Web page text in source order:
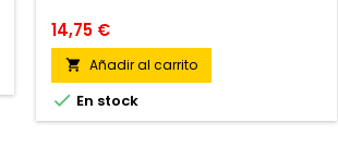
14,75 €
 Añadir al carrito
 En stock